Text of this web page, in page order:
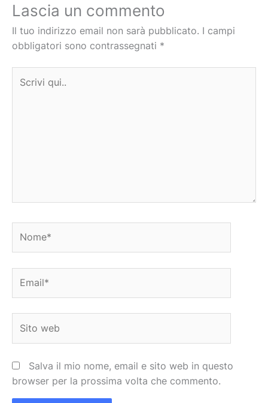
Lascia un commento
Il tuo indirizzo email non sarà pubblicato. I campi
obbligatori sono contrassegnati *
qui..
web
Salva il mio nome, email e sito web in questo
browser per la prossima volta che commento.